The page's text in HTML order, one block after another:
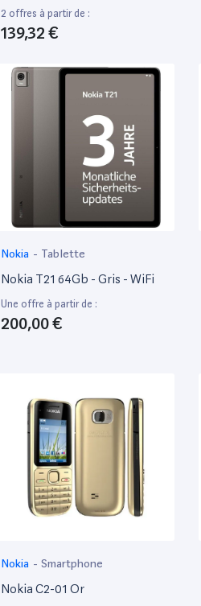
2 offres à partir de :
139,32 €
Nokia - Tablette
Nokia T21 64Gb - Gris - WiFi
Une offre à partir de :
200,00 €
Nokia - Smartphone
Nokia C2-01 Or